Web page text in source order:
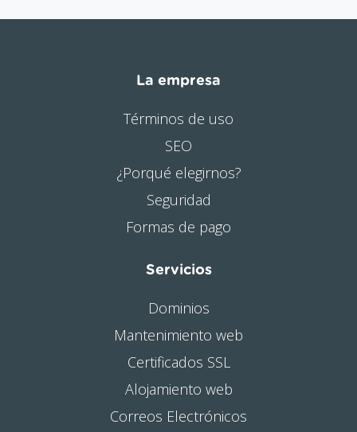
La empresa
Términos de uso
SEO
¿Porqué elegirnos?
Seguridad
Formas de pago
Servicios
Dominios
Mantenimiento web
Certificados SSL
Alojamiento web
Correos Electrónicos